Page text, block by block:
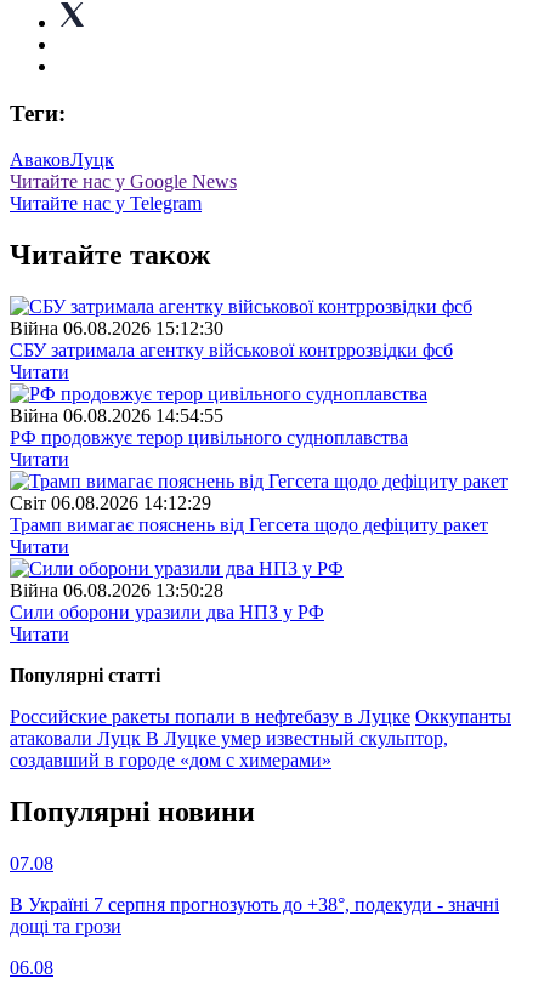
Теги:
АваковЛуцк
Читайте нас у Google News
Читайте нас у Telegram
Читайте також
Війна 06.08.2026 15:12:30
СБУ затримала агентку військової контррозвідки фсб
Читати
Війна 06.08.2026 14:54:55
РФ продовжує терор цивільного судноплавства
Читати
Свiт 06.08.2026 14:12:29
Трамп вимагає пояснень від Гегсета щодо дефіциту ракет
Читати
Війна 06.08.2026 13:50:28
Сили оборони уразили два НПЗ у РФ
Читати
Популярнi статтi
Российские ракеты попали в нефтебазу в Луцке Оккупанты
атаковали Луцк В Луцке умер известный скульптор,
создавший в городе «дом с химерами»
Популярнi новини
07.08
В Україні 7 серпня прогнозують до +38°, подекуди - значні
дощі та грози
06.08